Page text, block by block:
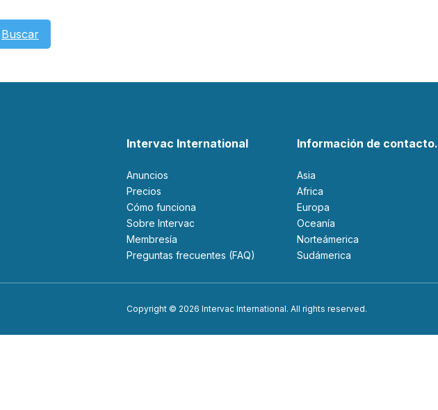
Buscar
Intervac International
Anuncios
Precios
Cómo funciona
Sobre Intervac
Membresía
Preguntas frecuentes (FAQ)
Información de contacto.
Asia
Africa
Europa
Oceanía
Norteámerica
Sudámerica
Copyright © 2026 Intervac International. All rights reserved.